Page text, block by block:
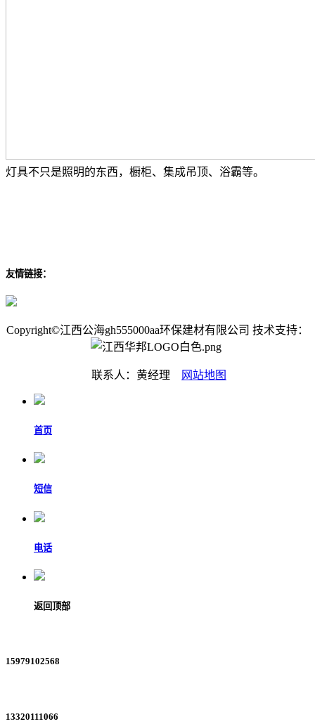
灯具不只是照明的东西，橱柜、集成吊顶、浴霸等。
友情链接：
Copyright©江西公海gh555000aa环保建材有限公司 技术支持：
联系人：黄经理 网站地图
首页
短信
电话
返回顶部
15979102568
13320111066